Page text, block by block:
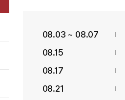
08.03 ~ 08.07
08.15
08.17
08.21